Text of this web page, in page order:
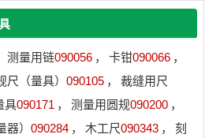
测量用链090056 ， 卡钳090066 ，
尺（量具） 090105 ，
裁缝用尺
具090171 ， 测量用圆规090200 ，
器） 090284 ， 木工尺090343 ，
刻